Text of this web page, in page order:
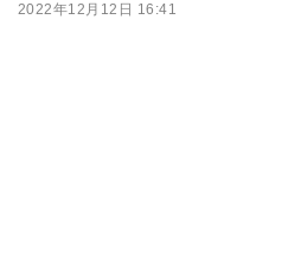
2022年12月12日 16:41